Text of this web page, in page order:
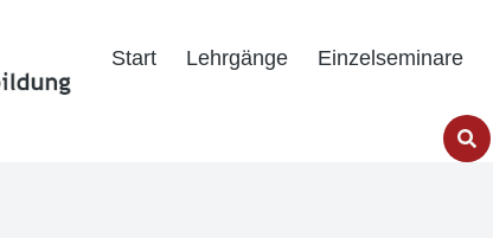
Start Lehrgänge Einzelseminare
Unterbringung